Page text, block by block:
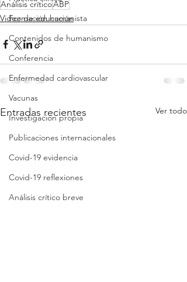
Formación humanista
Contenidos de humanismo
Conferencia
Enfermedad cardiovascular
Vacunas
Investigacion propia
Publicaciones internacionales
Covid-19 evidencia
Covid-19 reflexiones
Análisis crítico breve
Análisis críticoABP
Video de educación
Entradas recientes Ver todo